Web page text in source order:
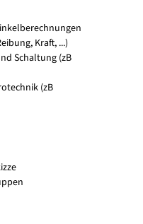
Kraft, ...)
Schaltung (zB
(zB